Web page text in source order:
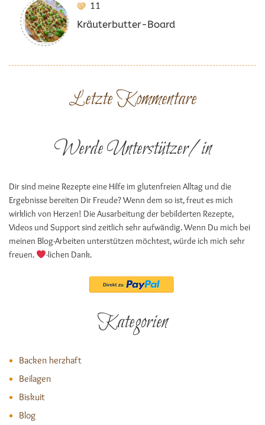
11
Kräuterbutter-Board
Letzte Kommentare
Werde Unterstützer/in
Dir sind meine Rezepte eine Hilfe im glutenfreien Alltag und die
Ergebnisse bereiten Dir Freude? Wenn dem so ist, freut es mich
wirklich von Herzen! Die Ausarbeitung der bebilderten Rezepte,
Videos und Support sind zeitlich sehr aufwändig. Wenn Du mich bei
meinen Blog-Arbeiten unterstützen möchtest, würde ich mich sehr
freuen.
-lichen Dank.
Kategorien
Backen herzhaft
Beilagen
Biskuit
Blog